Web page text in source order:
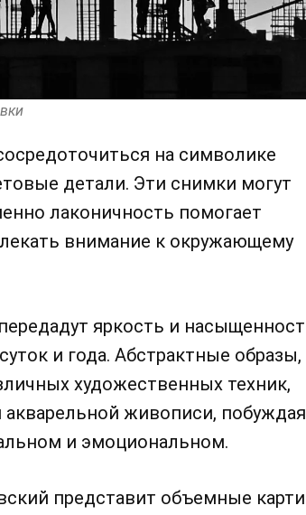
на символике
детали. Эти снимки могут
лаконичность помогает
внимание к окружающему
яркость и
и года. Абстрактные образы,
художественных техник,
живописи, побуждая
и эмоциональном.
представит объемные